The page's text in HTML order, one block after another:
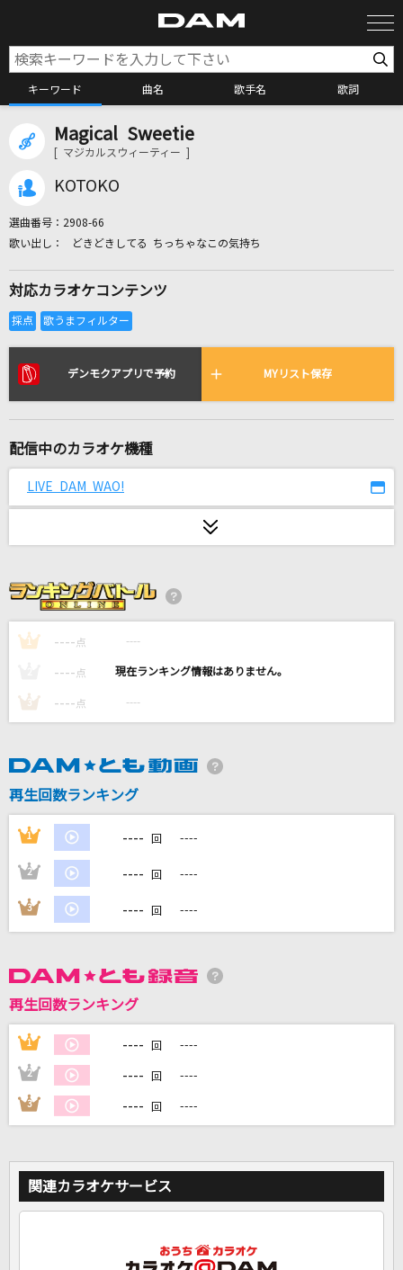
キーワード 曲名 歌手名 歌詞
カラオケ検索
リアルタイムで歌われている曲の一覧
フィクサー
God knows...
夢の番人
CHAGE & ASKA
Official髭男dism
Every Little Thing
残酷な天使のテーゼ
高橋洋子
涙のイエスタデー
GARNET CROW
和田光司
マニフェスト
RADWIMPS
DAMに会員登録・ログインして
Magical Sweetie
[ マジカルスウィーティー ]
KOTOKO
選曲番号： 2908-66
どきどきしてる ちっちゃなこの気持ち
対応カラオケコンテンツ
デンモクアプリで予約 MYリスト保存
配信中のカラオケ機種
LIVE DAM WAO!
1 ---- 点 ----
---- 点 ----
3 ---- 点 ----
再生回数ランキング
1 ---- 回 ----
2 ---- 回 ----
3 ---- 回 ----
再生回数ランキング
1 ---- 回 ----
2 ---- 回 ----
3 ---- 回 ----
関連カラオケサービス